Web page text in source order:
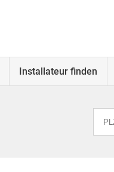
Installateur finden